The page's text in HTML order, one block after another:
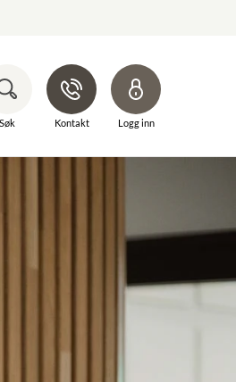
Søk Kontakt Logg inn